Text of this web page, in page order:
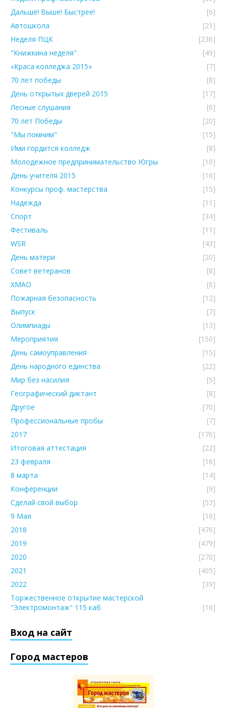
Дальше! Выше! Быстрее!
[6]
Автошкола
[21]
Неделя ПЦК
[236]
"Книжкина неделя"
[49]
«Краса колледжа 2015»
[7]
70 лет победы
[8]
День открытых дверей 2015
[17]
Лесные слушания
[6]
70 лет Победы
[20]
"Мы помним"
[15]
Ими гордится колледж
[8]
Молодежное предпринимательство Югры
[10]
День учителя 2015
[16]
Конкурсы проф. мастерства
[15]
Надежда
[11]
Спорт
[34]
Фестиваль
[11]
WSR
[43]
День матери
[20]
Совет ветеранов
[8]
ХМАО
[6]
Пожарная безопасность
[12]
Выпуск
[7]
Олимпиады
[13]
Мероприятия
[150]
День самоуправления
[15]
День народного единства
[22]
Мир без насилия
[5]
Географический диктант
[8]
Другое
[70]
Профессиональные пробы
[7]
2017
[176]
Итоговая аттестация
[22]
23 февраля
[16]
8 марта
[14]
Конференции
[9]
Сделай свой выбор
[53]
9 Мая
[16]
2018
[476]
2019
[479]
2020
[270]
2021
[405]
2022
[39]
Торжественное открытие мастерской
"Электромонтаж" 115 каб
[16]
Вход на сайт
Город мастеров